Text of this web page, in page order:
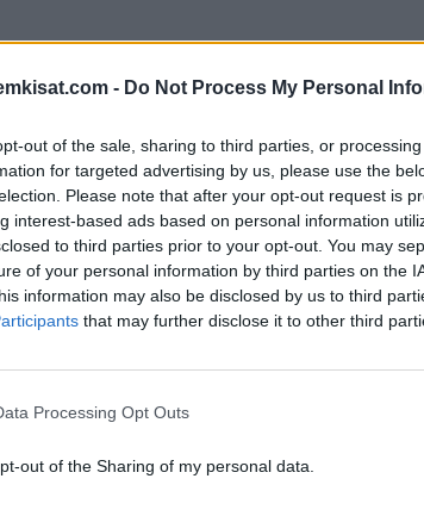
- Do Not Process My Personal
out of the sale, sharing to third parties, or
for targeted advertising by us, please use the
Please note that after your opt-out request is
interest-based ads based on personal information
to third parties prior to your opt-out. You may
of your personal information by third parties on the
information may also be disclosed by us to third
that may further disclose it to other third
Processing Opt Outs
out of the Sharing of my personal data.